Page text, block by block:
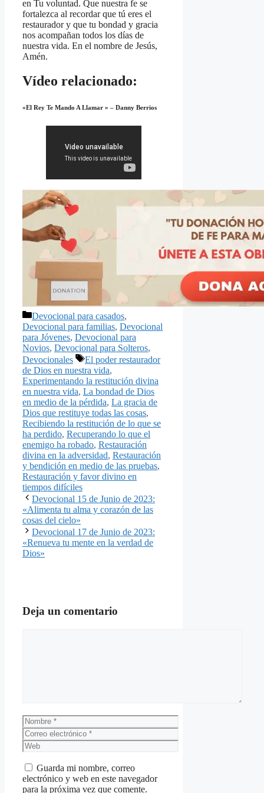
en Tu voluntad. Que nuestra fe se
fortalezca al recordar que tú eres el
restaurador y que tu bondad y gracia
nos acompañan todos los días de
nuestra vida. En el nombre de Jesús,
Amén.
Vídeo relacionado:
«El Rey Te Mando A Llamar » – Danny Berrios
Categorías
Devocional para casados,
Devocional para familias, Devocional
para Jóvenes, Devocional para
Novios, Devocional para Solteros,
Devocionales
Etiquetas
El poder restaurador
de Dios en nuestra vida,
Experimentando la restitución divina
en nuestra vida, La bondad de Dios
en medio de la pérdida, La gracia de
Dios que restituye todas las cosas,
Recibiendo la restitución de lo que se
ha perdido, Recuperando lo que el
enemigo ha robado, Restauración
divina en la adversidad, Restauración
y bendición en medio de las pruebas,
Restauración y favor divino en
tiempos difíciles
Devocional 15 de Junio de 2023:
«Alimenta tu alma y corazón de las
cosas del cielo»
Devocional 17 de Junio de 2023:
«Renueva tu mente en la verdad de
Dios»
Deja un comentario
Nombre
Correo
electrónico
Web
Guarda mi nombre, correo
electrónico y web en este navegador
para la próxima vez que comente.